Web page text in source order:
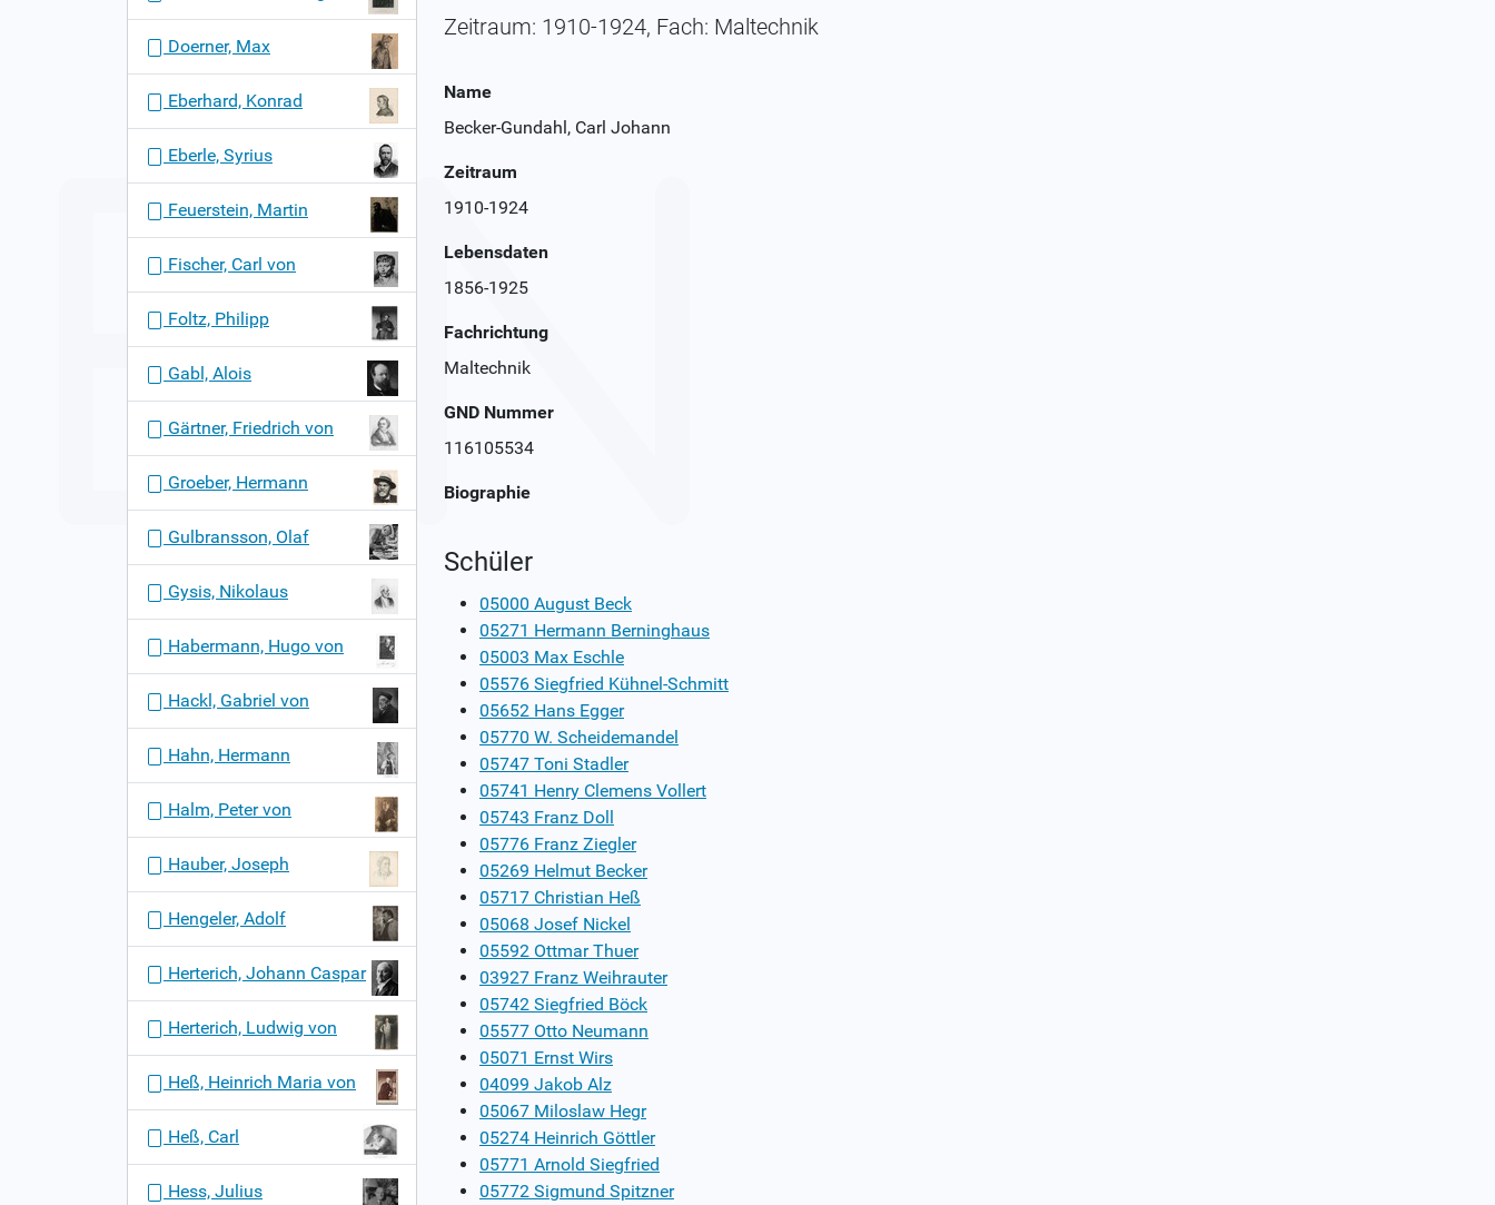
Zeitraum: 1910-1924, Fach: Maltechnik
Name
Becker-Gundahl, Carl Johann
Zeitraum
1910-1924
Lebensdaten
1856-1925
Fachrichtung
Maltechnik
GND Nummer
116105534
Biographie
Schüler
05000 August Beck
05271 Hermann Berninghaus
05003 Max Eschle
05576 Siegfried Kühnel-Schmitt
05652 Hans Egger
05770 W. Scheidemandel
05747 Toni Stadler
05741 Henry Clemens Vollert
05743 Franz Doll
05776 Franz Ziegler
05269 Helmut Becker
05717 Christian Heß
05068 Josef Nickel
05592 Ottmar Thuer
03927 Franz Weihrauter
05742 Siegfried Böck
05577 Otto Neumann
05071 Ernst Wirs
04099 Jakob Alz
05067 Miloslaw Hegr
05274 Heinrich Göttler
05771 Arnold Siegfried
05772 Sigmund Spitzner
Doerner, Max
Eberhard, Konrad
Eberle, Syrius
Feuerstein, Martin
Fischer, Carl von
Foltz, Philipp
Gabl, Alois
Gärtner, Friedrich von
Groeber, Hermann
Gulbransson, Olaf
Gysis, Nikolaus
Habermann, Hugo von
Hackl, Gabriel von
Hahn, Hermann
Halm, Peter von
Hauber, Joseph
Hengeler, Adolf
Herterich, Johann Caspar
Herterich, Ludwig von
Heß, Heinrich Maria von
Heß, Carl
Hess, Julius